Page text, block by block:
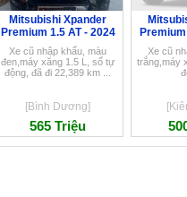
Mitsubishi Xpander
Premium 1.5 AT - 2024
Xe cũ nhập khẩu, màu
đen,máy xăng 1.5 L, số tự
động, đã đi 22,389 km ...
[Bình Dương]
565 Triệu
Xe cũ
trắng,máy